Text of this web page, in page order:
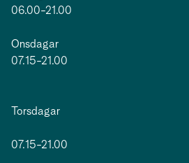
06.00-21.00
Onsdagar
07.15-21.00
Torsdagar
07.15-21.00